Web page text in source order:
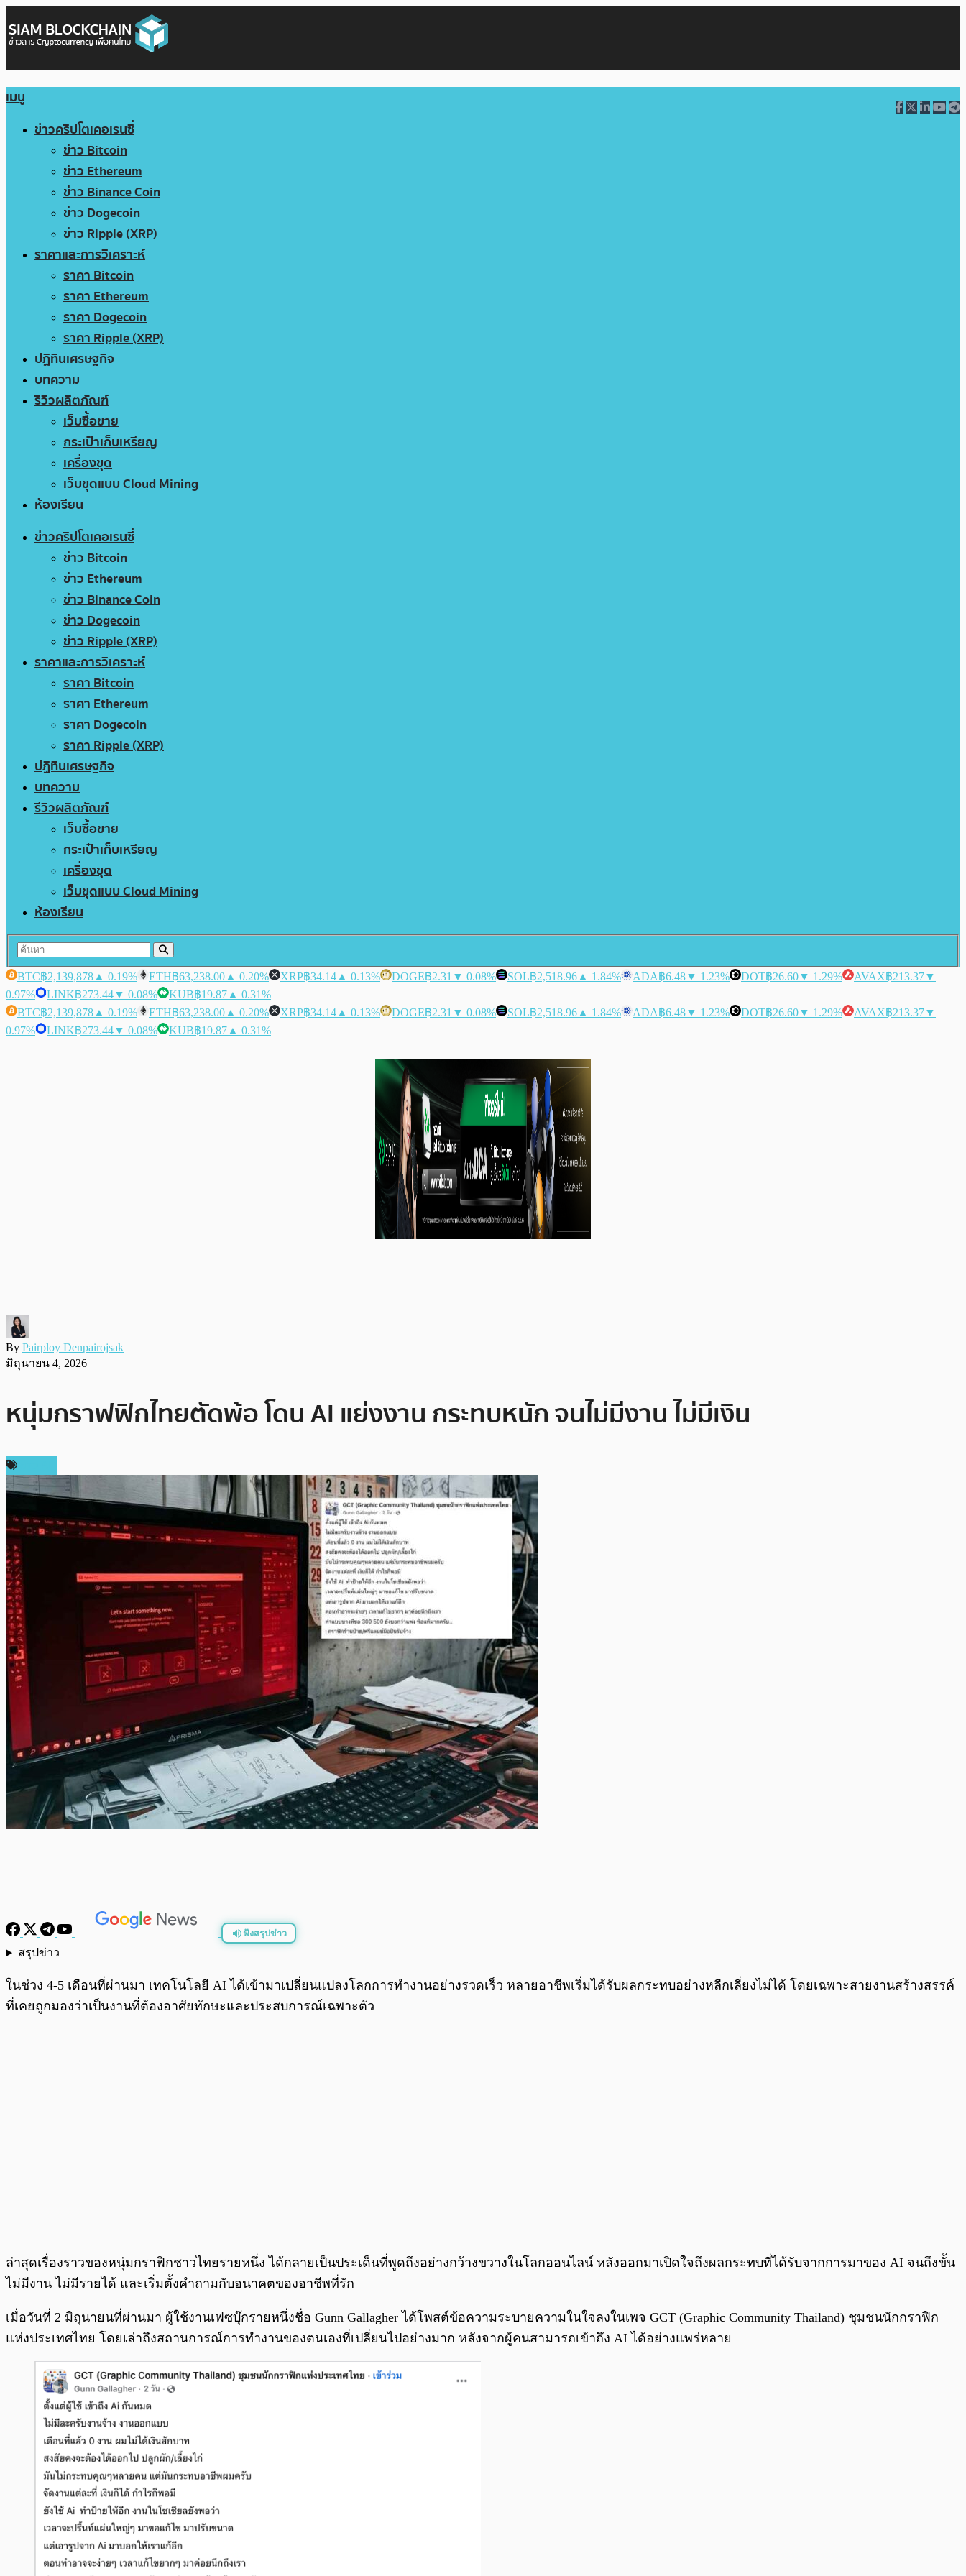
เมนู
ข่าวคริปโตเคอเรนซี่
ข่าว Bitcoin
ข่าว Ethereum
ข่าว Binance Coin
ข่าว Dogecoin
ข่าว Ripple (XRP)
ราคาและการวิเคราะห์
ราคา Bitcoin
ราคา Ethereum
ราคา Dogecoin
ราคา Ripple (XRP)
ปฏิทินเศรษฐกิจ
บทความ
รีวิวผลิตภัณฑ์
เว็บซื้อขาย
กระเป๋าเก็บเหรียญ
เครื่องขุด
เว็บขุดแบบ Cloud Mining
ห้องเรียน
ข่าวคริปโตเคอเรนซี่
ข่าว Bitcoin
ข่าว Ethereum
ข่าว Binance Coin
ข่าว Dogecoin
ข่าว Ripple (XRP)
ราคาและการวิเคราะห์
ราคา Bitcoin
ราคา Ethereum
ราคา Dogecoin
ราคา Ripple (XRP)
ปฏิทินเศรษฐกิจ
บทความ
รีวิวผลิตภัณฑ์
เว็บซื้อขาย
กระเป๋าเก็บเหรียญ
เครื่องขุด
เว็บขุดแบบ Cloud Mining
ห้องเรียน
BTC฿2,139,878 ▲ 0.19% ETH฿63,238.00 ▲ 0.20% XRP฿34.14 ▲ 0.13% DOGE฿2.31 ▼ 0.08% SOL฿2,518.96 ▲ 1.84% ADA฿6.48▼ 1.23% DOT฿26.60▼ 1.29% AVAX฿213.37▼
0.97%
LINK฿273.44▼ 0.08% KUB฿19.87 ▲ 0.31%
BTC฿2,139,878 ▲ 0.19% ETH฿63,238.00 ▲ 0.20% XRP฿34.14 ▲ 0.13% DOGE฿2.31 ▼ 0.08% SOL฿2,518.96 ▲ 1.84% ADA฿6.48▼ 1.23% DOT฿26.60▼ 1.29% AVAX฿213.37▼
0.97%
LINK฿273.44▼ 0.08% KUB฿19.87 ▲ 0.31%
By Pairploy Denpairojsak
มิถุนายน 4, 2026
หนุ่มกราฟฟิกไทยตัดพ้อ โดน AI แย่งงาน กระทบหนัก จนไม่มีงาน ไม่มีเงิน
ฟังสรุปข่าว
สรุปข่าว
ในช่วง 4-5 เดือนที่ผ่านมา เทคโนโลยี AI ได้เข้ามาเปลี่ยนแปลงโลกการทำงานอย่างรวดเร็ว หลายอาชีพเริ่มได้รับผลกระทบอย่างหลีกเลี่ยงไม่ได้ โดยเฉพาะสายงานสร้างสรรค์
ที่เคยถูกมองว่าเป็นงานที่ต้องอาศัยทักษะและประสบการณ์เฉพาะตัว
ล่าสุดเรื่องราวของหนุ่มกราฟิกชาวไทยรายหนึ่ง ได้กลายเป็นประเด็นที่พูดถึงอย่างกว้างขวางในโลกออนไลน์ หลังออกมาเปิดใจถึงผลกระทบที่ได้รับจากการมาของ AI จนถึงขั้น
ไม่มีงาน ไม่มีรายได้ และเริ่มตั้งคำถามกับอนาคตของอาชีพที่รัก
เมื่อวันที่ 2 มิถุนายนที่ผ่านมา ผู้ใช้งานเฟซบุ๊กรายหนึ่งชื่อ Gunn Gallagher ได้โพสต์ข้อความระบายความในใจลงในเพจ GCT (Graphic Community Thailand) ชุมชนนักกราฟิก
แห่งประเทศไทย โดยเล่าถึงสถานการณ์การทำงานของตนเองที่เปลี่ยนไปอย่างมาก หลังจากผู้คนสามารถเข้าถึง AI ได้อย่างแพร่หลาย